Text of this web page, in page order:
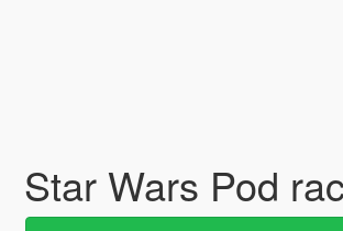
Star Wars Pod